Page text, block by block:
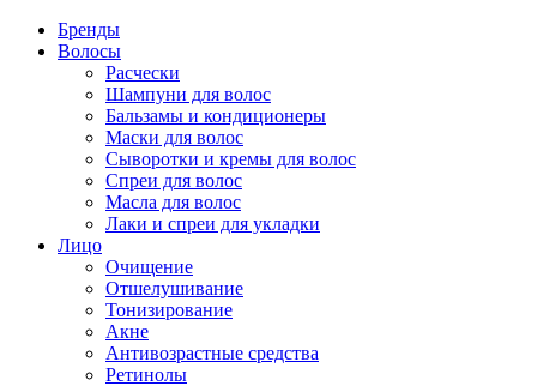
Бренды
Волосы
Расчески
Шампуни для волос
Бальзамы и кондиционеры
Маски для волос
Сыворотки и кремы для волос
Спреи для волос
Масла для волос
Лаки и спреи для укладки
Лицо
Очищение
Отшелушивание
Тонизирование
Акне
Антивозрастные средства
Ретинолы